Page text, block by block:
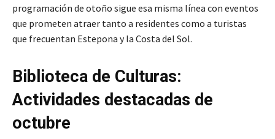
programación de otoño sigue esa misma línea con eventos
que prometen atraer tanto a residentes como a turistas
que frecuentan Estepona y la Costa del Sol.
Biblioteca de Culturas:
Actividades destacadas de
octubre